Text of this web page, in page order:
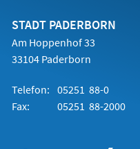
STADT PADERBORN
Am Hoppenhof 33
33104 Paderborn
Telefon: 05251 88-0
Fax:
05251 88-2000